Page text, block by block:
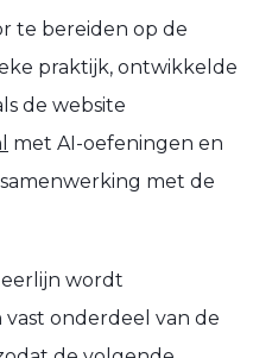
te bereiden op de
praktijk, ontwikkelde
de website
met AI-oefeningen en
met de
wordt
onderdeel van de